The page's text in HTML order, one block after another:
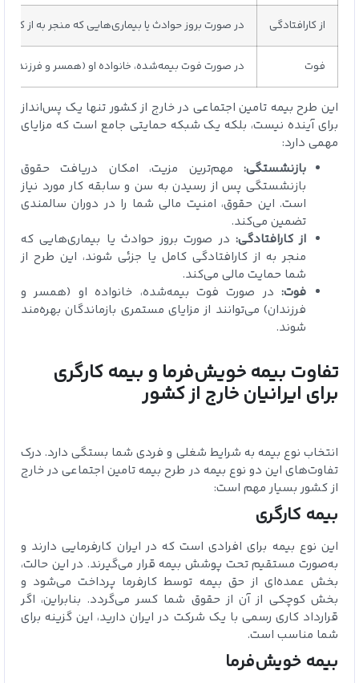
از کارافتادگی در صورت بروز حوادث یا بیماری‌هایی که منجر به از
فوت در صورت فوت بیمه‌شده، خانواده او (همسر و فرزندان)
این طرح بیمه تامین اجتماعی در خارج از کشور تنها یک پس‌انداز
برای آینده نیست، بلکه یک شبکه حمایتی جامع است که مزایای
مهمی دارد:
بازنشستگی: مهم‌ترین مزیت، امکان دریافت حقوق
بازنشستگی پس از رسیدن به سن و سابقه کار مورد نیاز
است. این حقوق، امنیت مالی شما را در دوران سالمندی
تضمین می‌کند.
از کارافتادگی: در صورت بروز حوادث یا بیماری‌هایی که
منجر به از کارافتادگی کامل یا جزئی شوند، این طرح از
شما حمایت مالی می‌کند.
فوت: در صورت فوت بیمه‌شده، خانواده او (همسر و
فرزندان) می‌توانند از مزایای مستمری بازماندگان بهره‌مند
شوند.
تفاوت بیمه خویش‌فرما و بیمه کارگری
برای ایرانیان خارج از کشور
انتخاب نوع بیمه به شرایط شغلی و فردی شما بستگی دارد. درک
تفاوت‌های این دو نوع بیمه در طرح بیمه تامین اجتماعی در خارج
از کشور بسیار مهم است:
بیمه کارگری
این نوع بیمه برای افرادی است که در ایران کارفرمایی دارند و
به‌صورت مستقیم تحت پوشش بیمه قرار می‌گیرند. در این حالت،
بخش عمده‌ای از حق بیمه توسط کارفرما پرداخت می‌شود و
بخش کوچکی از آن از حقوق شما کسر می‌گردد. بنابراین، اگر
قرارداد کاری رسمی با یک شرکت در ایران دارید، این گزینه برای
شما مناسب است.
بیمه خویش‌فرما